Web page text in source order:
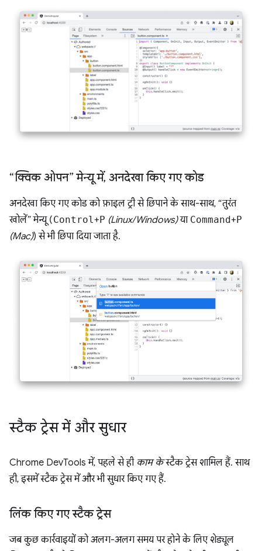
“क्विक ओपन” मेन्यू में, अनदेखा किए गए कोड
अनदेखा किए गए कोड को फ़ाइल ट्री से छिपाने के साथ-साथ, “तुरंत
खोलें” मेन्यू (Control +P (Linux/Windows)या Command+P
(Mac)) से भी छिपा दिया जाता है.
स्टैक ट्रेस में और सुधार
Chrome DevTools में, पहले से ही काम केस्टैक ट्रेस शामिल हैं. साथ
ही, इसमें स्टैक ट्रेस में और भी सुधार किए गए हैं.
लिंक किए गए स्टैक ट्रेस
जब कुछ कार्रवाइयों को अलग-अलग समय पर होने के लिए शेड्यूल